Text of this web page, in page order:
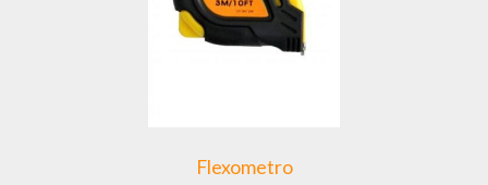
Flexometro